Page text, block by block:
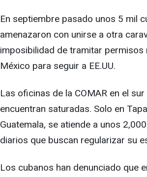
En septiembre pasado unos 5 mil
amenazaron con unirse a otra
imposibilidad de tramitar permisos
México para seguir a EE.UU.
Las oficinas de la COMAR en el
encuentran saturadas. Solo en
Guatemala, se atiende a unos
diarios que buscan regularizar su
Los cubanos han denunciado que